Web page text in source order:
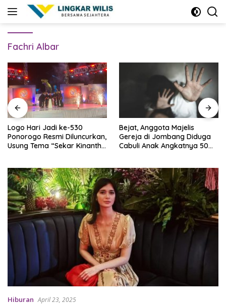
Fachri Albar
Logo Hari Jadi ke-530
Ponorogo Resmi Diluncurkan,
Usung Tema “Sekar Kinanthi,
Bejat, Anggota Majelis
Gereja di Jombang Diduga
Cabuli Anak Angkatnya 50
Hiburan April 23, 2025